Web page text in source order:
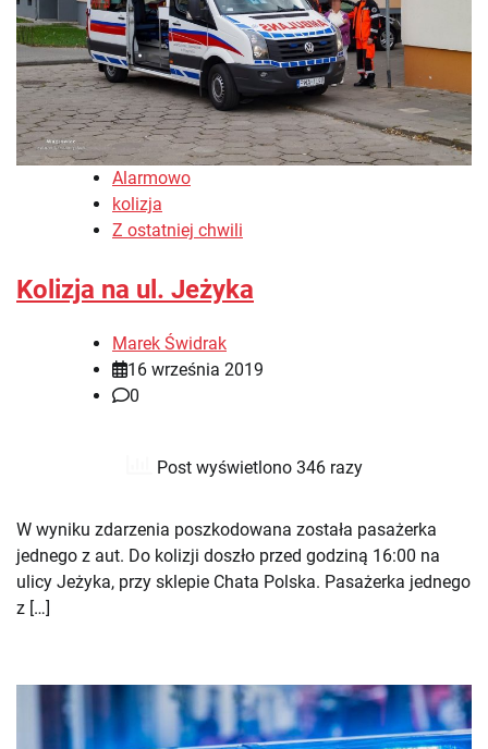
Alarmowo
kolizja
Z ostatniej chwili
Kolizja na ul. Jeżyka
Marek Świdrak
16 września 2019
0
Post wyświetlono 346 razy
W wyniku zdarzenia poszkodowana została pasażerka
jednego z aut. Do kolizji doszło przed godziną 16:00 na
ulicy Jeżyka, przy sklepie Chata Polska. Pasażerka jednego
z […]